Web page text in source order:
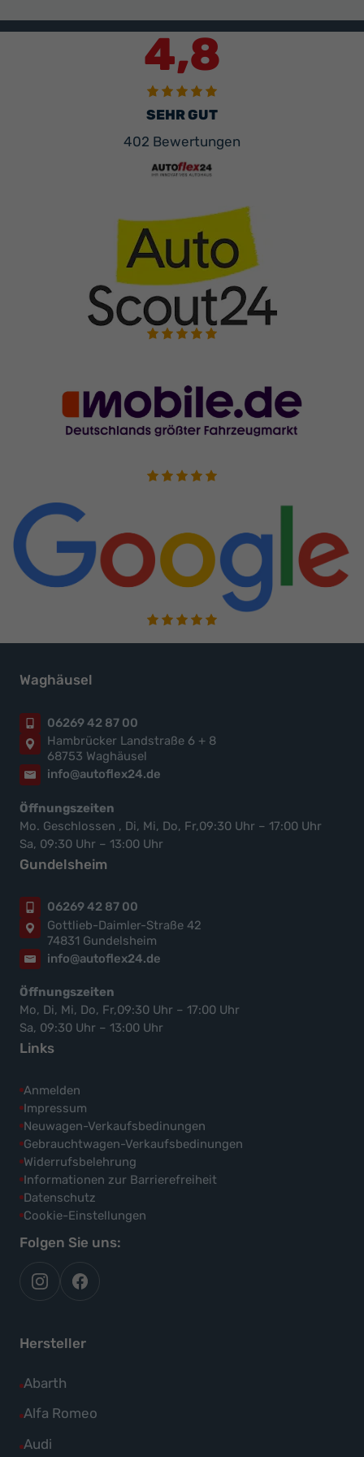
4,8
SEHR GUT
402 Bewertungen
Waghäusel
06269 42 87 00
Hambrücker Landstraße 6 + 8
68753 Waghäusel
info@autoflex24.de
Öffnungszeiten
Mo. Geschlossen , Di, Mi, Do, Fr,09:30 Uhr – 17:00 Uhr
Sa, 09:30 Uhr – 13:00 Uhr
Gundelsheim
06269 42 87 00
Gottlieb-Daimler-Straße 42
74831 Gundelsheim
info@autoflex24.de
Öffnungszeiten
Mo, Di, Mi, Do, Fr,09:30 Uhr – 17:00 Uhr
Sa, 09:30 Uhr – 13:00 Uhr
Links
Anmelden
Impressum
Neuwagen-Verkaufsbedinungen
Gebrauchtwagen-Verkaufsbedinungen
Widerrufsbelehrung
Informationen zur Barrierefreiheit
Datenschutz
Cookie-Einstellungen
Folgen Sie uns:
autoflex
auf
autoflex24
auf
Hersteller
Abarth
Alle
Fahrzeuge
Abarth
Alfa Romeo
Alle
Fahrzeuge
Audi
Alle